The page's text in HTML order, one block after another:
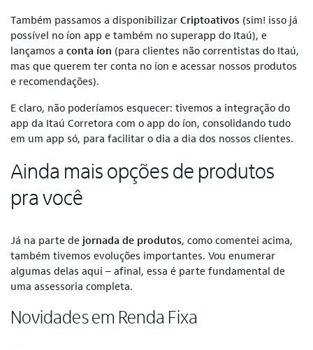
Também passamos a disponibilizar Criptoativos (sim! isso já
possível no íon app e também no superapp do Itaú), e
lançamos a conta íon (para clientes não correntistas do Itaú,
mas que querem ter conta no íon e acessar nossos produtos
e recomendações).
E claro, não poderíamos esquecer: tivemos a integração do
app da Itaú Corretora com o app do íon, consolidando tudo
em um app só, para facilitar o dia a dia dos nossos clientes.
Ainda mais opções de produtos
pra você
Já na parte de jornada de produtos, como comentei acima,
também tivemos evoluções importantes. Vou enumerar
algumas delas aqui – afinal, essa é parte fundamental de
uma assessoria completa.
Novidades em Renda Fixa